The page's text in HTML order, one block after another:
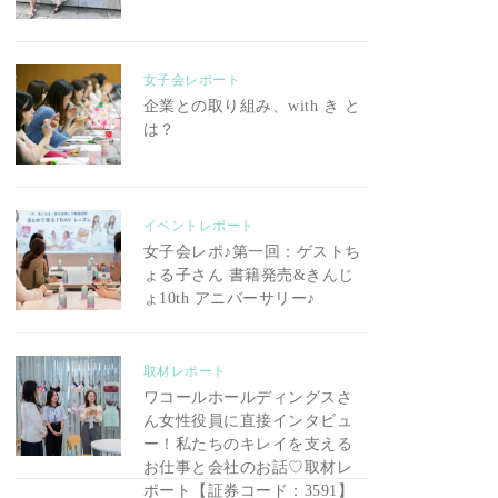
女子会レポート
企業との取り組み、with き と
は？
イベントレポート
女子会レポ♪第一回：ゲストち
ょる子さん 書籍発売&きんじ
ょ10th アニバーサリー♪
取材レポート
ワコールホールディングスさ
ん女性役員に直接インタビュ
ー！私たちのキレイを支える
お仕事と会社のお話♡取材レ
ポート【証券コード：3591】